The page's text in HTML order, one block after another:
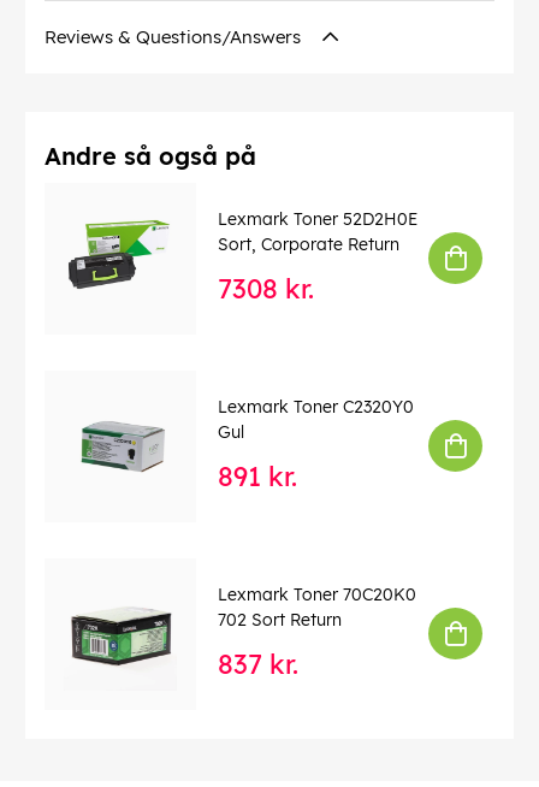
Reviews & Questions/Answers
Andre så også på
Lexmark Toner 52D2H0E
Sort, Corporate Return
7308 kr.
Lexmark Toner C2320Y0
Gul
891 kr.
Lexmark Toner 70C20K0
702 Sort Return
837 kr.